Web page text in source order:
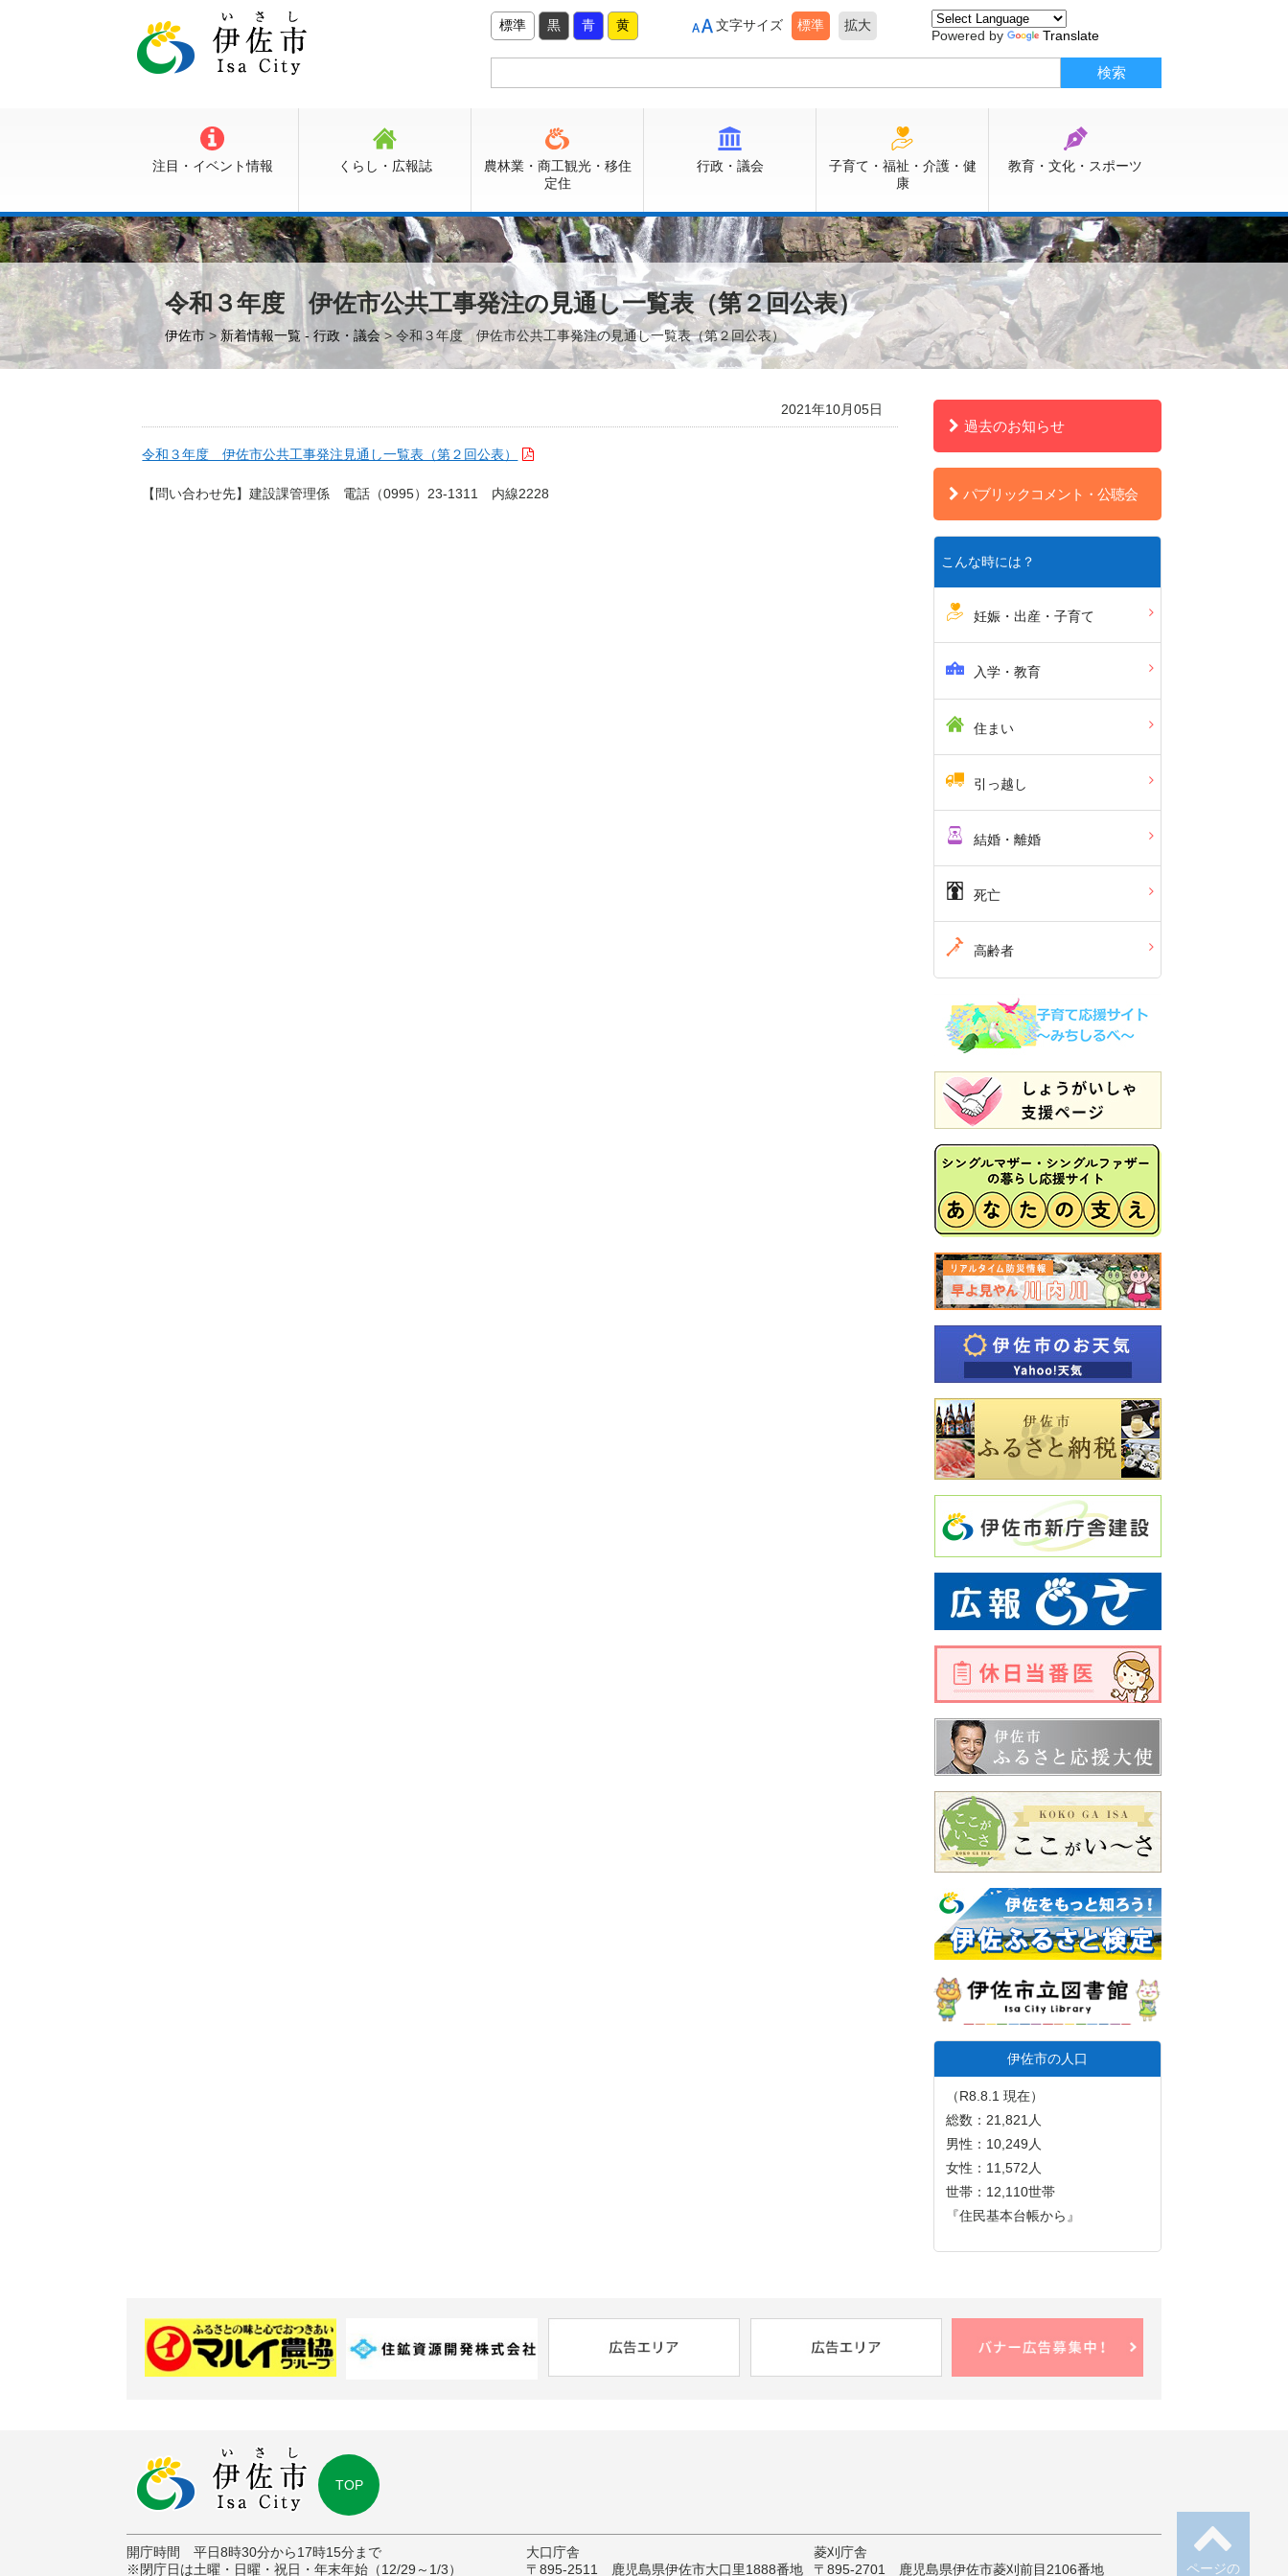
標準 黒 青 黄 文字サイズ 標準 拡大
Powered by Translate
注目・イベント情報 くらし・広報誌
農林業・商工観光・移住
定住
行政・議会
子育て・福祉・介護・健
康
教育・文化・スポーツ
令和３年度 伊佐市公共工事発注の見通し一覧表（第２回公表）
伊佐市 >新着情報一覧 - 行政・議会> 令和３年度 伊佐市公共工事発注の見通し一覧表（第２回公表）
2021年10月05日
令和３年度 伊佐市公共工事発注見通し一覧表（第２回公表）
【問い合わせ先】建設課管理係 電話（0995）23-1311 内線2228
過去のお知らせ
パブリックコメント・公聴会
こんな時には？
妊娠・出産・子育て
入学・教育
住まい
引っ越し
結婚・離婚
死亡
高齢者
伊佐市の人口
（R8.8.1 現在）
総数：21,821人
男性：10,249人
女性：11,572人
世帯：12,110世帯
『住民基本台帳から』
ページの
TOP
開庁時間 平日8時30分から17時15分まで
※閉庁日は土曜・日曜・祝日・年末年始（12/29～1/3）
大口庁舎
〒895-2511 鹿児島県伊佐市大口里1888番地
菱刈庁舎
〒895-2701 鹿児島県伊佐市菱刈前目2106番地